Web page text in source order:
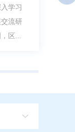
学习
流研
区...